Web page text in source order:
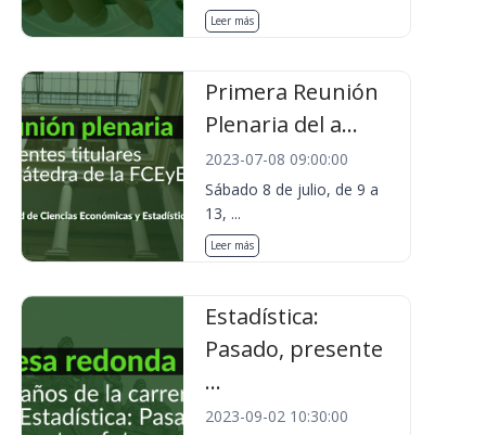
Leer más
Primera Reunión
Plenaria del a...
2023-07-08 09:00:00
Sábado 8 de julio, de 9 a
13, ...
Leer más
Estadística:
Pasado, presente
...
2023-09-02 10:30:00